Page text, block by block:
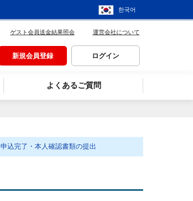
한국어
ゲスト会員送金結果照会 運営会社について
新規会員登録 ログイン
よくあるご質問
申込完了・本人確認書類の提出